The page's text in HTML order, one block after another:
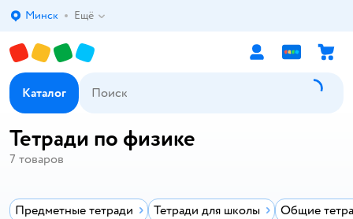
Выбор адреса доставки.
Минск Ещё
Каталог
Тетради по физике
7 товаров
Предметные тетради Тетради для школы Общие